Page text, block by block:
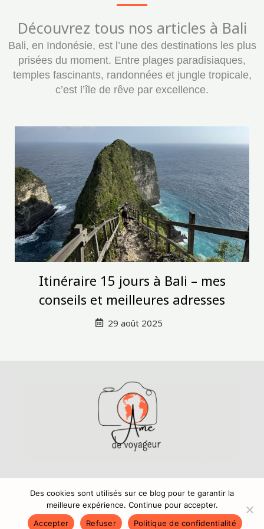
Découvrez tous nos articles à Bali
Bali, en Indonésie, est l’une des destinations les plus
prisées du moment. Entre plages paradisiaques,
temples fascinants, randonnées et jungle tropicale,
c’est l’île de rêve par excellence.
Itinéraire 15 jours à Bali – mes
conseils et meilleures adresses
29 août 2025
Mentions légales,
Copyright © 2024 Amedevoyageur.fr
Des cookies sont utilisés sur ce blog pour te garantir la
meilleure expérience. Continue pour accepter.
Accepter
Refuser Politique de confidentialité